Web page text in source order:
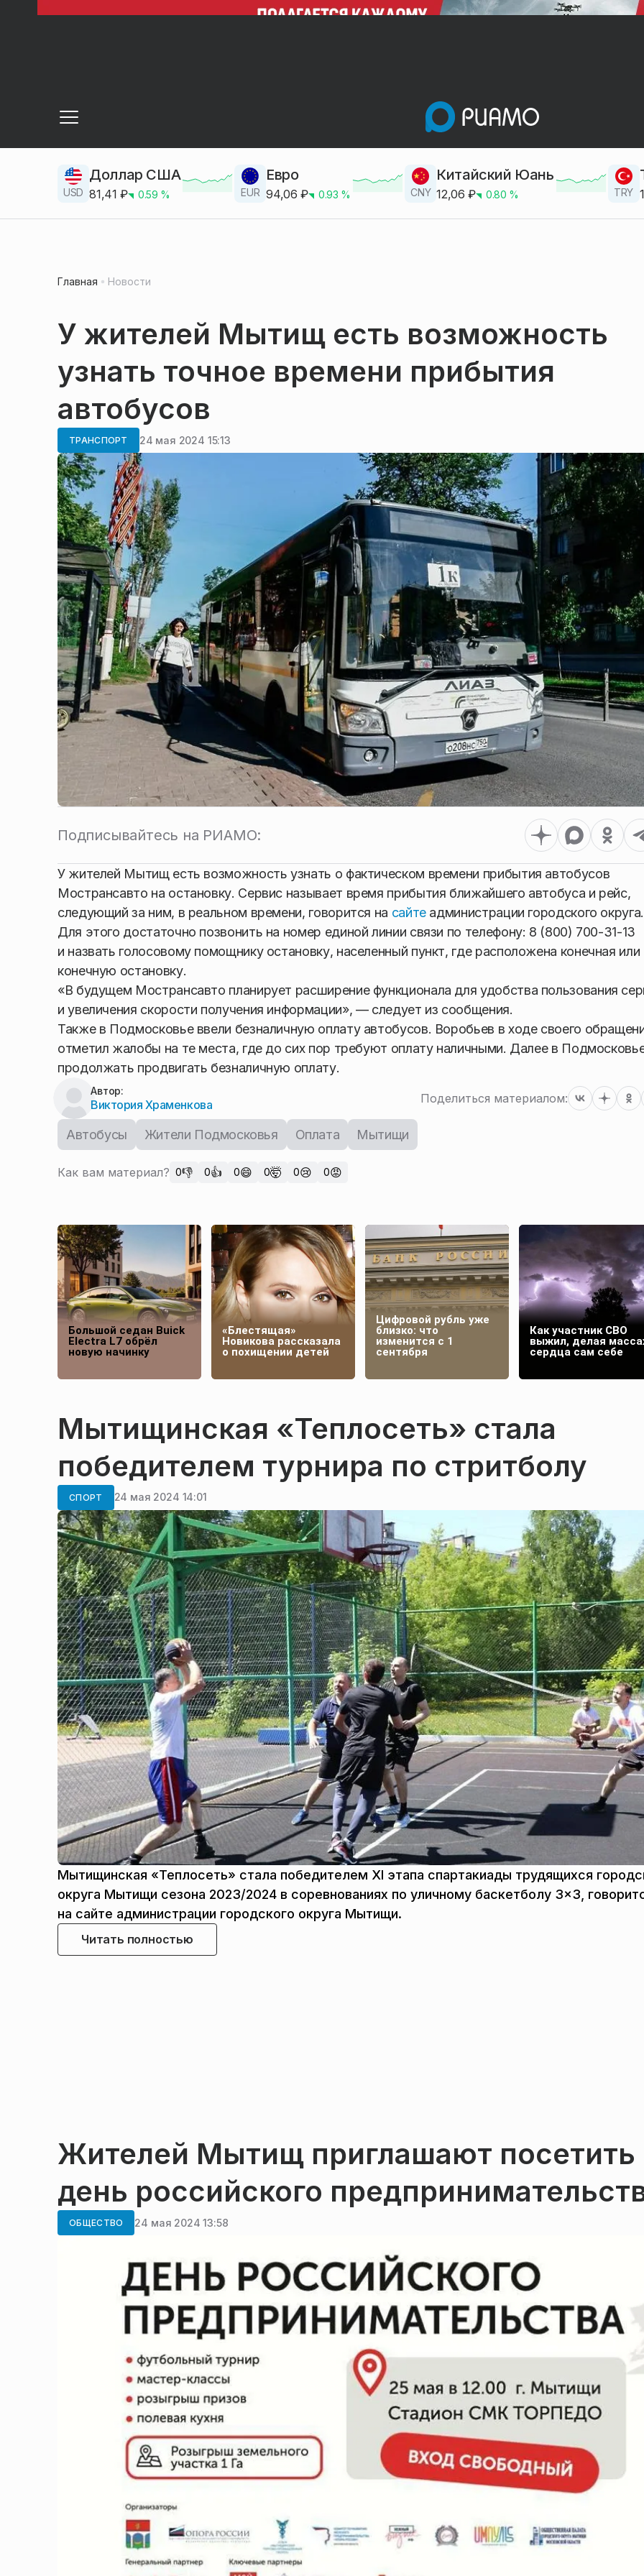
USD
Доллар США
81,41 ₽ 0.59 % EUR
Евро
94,06 ₽ 0.93 % CNY
Китайский Юань
12,06 ₽ 0.80 % TRY
Главная Новости
У жителей Мытищ есть возможность
узнать точное времени прибытия
автобусов
ТРАНСПОРТ 24 мая 2024 15:13
Подписывайтесь на РИАМО:
У жителей Мытищ есть возможность узнать о фактическом времени прибытия автобусов
Мострансавто на остановку. Сервис называет время прибытия ближайшего автобуса и рейс,
следующий за ним, в реальном времени, говорится на сайтеадминистрации городского округа.
Для этого достаточно позвонить на номер единой линии связи по телефону: 8 (800) 700-31-13
и назвать голосовому помощнику остановку, населенный пункт, где расположена конечная
конечную остановку.
«В будущем Мострансавто планирует расширение функционала для удобства пользования
и увеличения скорости получения информации», — следует из сообщения.
Также в Подмосковье ввели безналичную оплату автобусов. Воробьев в ходе своего
отметил жалобы на те места, где до сих пор требуют оплату наличными. Далее в
продолжать продвигать безналичную оплату.
Автор:
Виктория Храменкова Поделиться материалом:
Автобусы Жители Подмосковья Оплата Мытищи
Как вам материал? 0👎 0👍 0😄 0🤯 0😢 0😡
Большой седан Buick
Electra L7 обрёл
новую начинку
«Блестящая»
Новикова рассказала
о похищении детей
Цифровой рубль уже
близко: что
изменится с 1
сентября
Как участник СВО
выжил, делая
сердца сам себе
Мытищинская «Теплосеть» стала
победителем турнира по стритболу
СПОРТ 24 мая 2024 14:01
Мытищинская «Теплосеть» стала победителем XI этапа спартакиады трудящихся
округа Мытищи сезона 2023/2024 в соревнованиях по уличному баскетболу 3×3,
на сайте администрации городского округа Мытищи.
Читать полностью
Жителей Мытищ приглашают посетить
день российского
ОБЩЕСТВО 24 мая 2024 13:58